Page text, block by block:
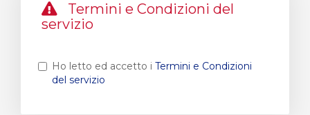
Termini e Condizioni del
servizio
Ho letto ed accetto i Termini e Condizioni
del servizio